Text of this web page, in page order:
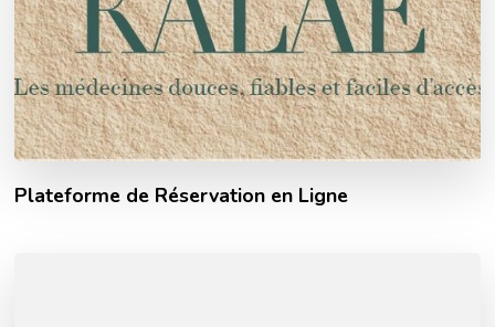
Plateforme de Réservation en Ligne